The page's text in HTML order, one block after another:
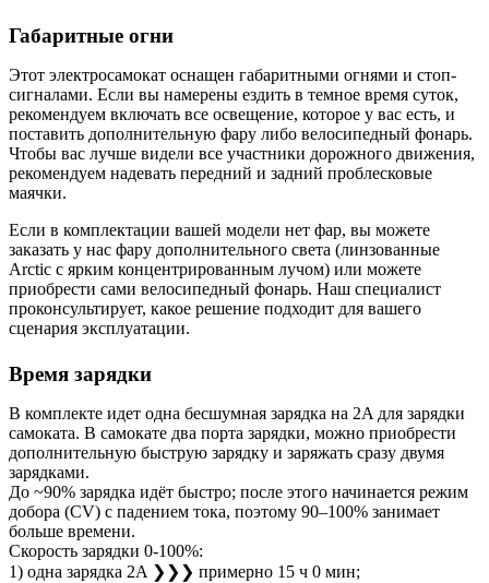
Габаритные огни
Этот электросамокат оснащен габаритными огнями и стоп-
сигналами. Если вы намерены ездить в темное время суток,
рекомендуем включать все освещение, которое у вас есть, и
поставить дополнительную фару либо велосипедный фонарь.
Чтобы вас лучше видели все участники дорожного движения,
рекомендуем надевать передний и задний проблесковые
маячки.
Если в комплектации вашей модели нет фар, вы можете
заказать у нас фару дополнительного света (линзованные
Arctic с ярким концентрированным лучом) или можете
приобрести сами велосипедный фонарь. Наш специалист
проконсультирует, какое решение подходит для вашего
сценария эксплуатации.
Время зарядки
В комплекте идет одна бесшумная зарядка на 2A для зарядки
самоката. В самокате два порта зарядки, можно приобрести
дополнительную быструю зарядку и заряжать сразу двумя
зарядками.
До ~90% зарядка идёт быстро; после этого начинается режим
добора (CV) с падением тока, поэтому 90–100% занимает
больше времени.
Скорость зарядки 0-100%:
1) одна зарядка 2A ❯❯❯ примерно 15 ч 0 мин;